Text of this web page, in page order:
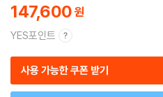
147,600
YES포인트
사용 가능한 쿠폰 받기